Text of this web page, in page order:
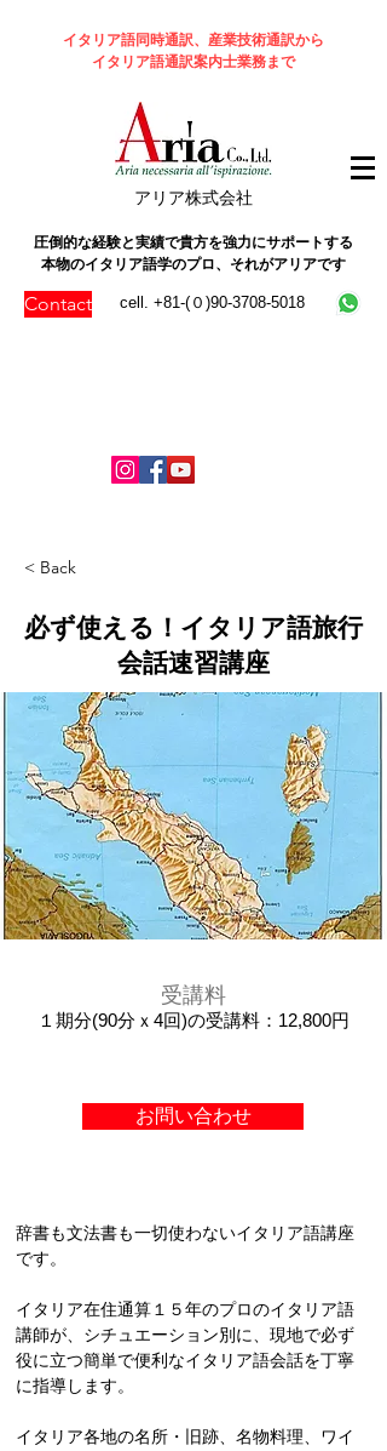
イタリア語同時通訳、産業技術通訳から
イタリア語通訳案内士業務まで
​アリア株式会社
圧倒的な経験と実績で貴方を強力にサポートする
本物のイタリア語学のプロ、それがアリアです
Contact cell. +81-(０)90-3708-5018
< Back
必ず使える！イタリア語旅行
会話速習講座
受講料
１期分(90分ｘ4回)の受講料：12,800円
お問い合わせ
辞書も文法書も一切使わないイタリア語講座
です。
イタリア在住通算１５年のプロのイタリア語
講師が、シチュエーション別に、現地で必ず
役に立つ簡単で便利なイタリア語会話を丁寧
に指導します。
イタリア各地の名所・旧跡、名物料理、ワイ